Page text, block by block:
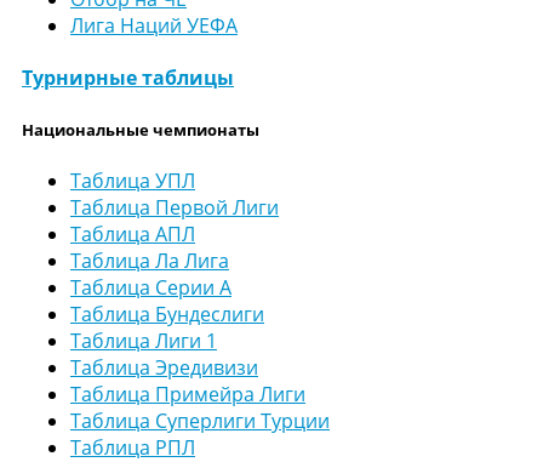
Лига Наций УЕФА
Турнирные таблицы
Национальные чемпионаты
Таблица УПЛ
Таблица Первой Лиги
Таблица АПЛ
Таблица Ла Лига
Таблица Серии А
Таблица Бундеслиги
Таблица Лиги 1
Таблица Эредивизи
Таблица Примейра Лиги
Таблица Суперлиги Турции
Таблица РПЛ